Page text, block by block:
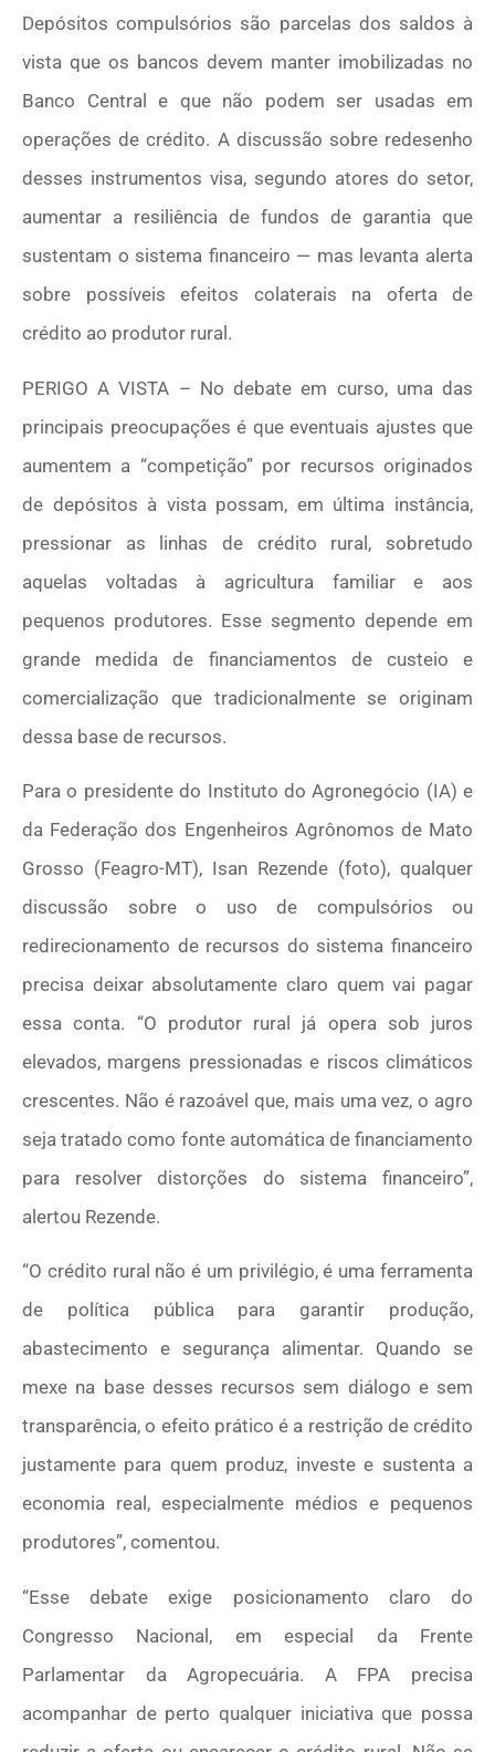
Depósitos compulsórios são parcelas dos saldos à
vista que os bancos devem manter imobilizadas no
Banco Central e que não podem ser usadas em
operações de crédito. A discussão sobre redesenho
desses instrumentos visa, segundo atores do setor,
aumentar a resiliência de fundos de garantia que
sustentam o sistema financeiro — mas levanta alerta
sobre possíveis efeitos colaterais na oferta de
crédito ao produtor rural.
PERIGO A VISTA – No debate em curso, uma das
principais preocupações é que eventuais ajustes que
aumentem a “competição” por recursos originados
de depósitos à vista possam, em última instância,
pressionar as linhas de crédito rural, sobretudo
aquelas voltadas à agricultura familiar e aos
pequenos produtores. Esse segmento depende em
grande medida de financiamentos de custeio e
comercialização que tradicionalmente se originam
dessa base de recursos.
Para o presidente do Instituto do Agronegócio (IA) e
da Federação dos Engenheiros Agrônomos de Mato
Grosso (Feagro-MT), Isan Rezende (foto), qualquer
discussão sobre o uso de compulsórios ou
redirecionamento de recursos do sistema financeiro
precisa deixar absolutamente claro quem vai pagar
essa conta. “O produtor rural já opera sob juros
elevados, margens pressionadas e riscos climáticos
crescentes. Não é razoável que, mais uma vez, o agro
seja tratado como fonte automática de financiamento
para resolver distorções do sistema financeiro”,
alertou Rezende.
“O crédito rural não é um privilégio, é uma ferramenta
de política pública para garantir produção,
abastecimento e segurança alimentar. Quando se
mexe na base desses recursos sem diálogo e sem
transparência, o efeito prático é a restrição de crédito
justamente para quem produz, investe e sustenta a
economia real, especialmente médios e pequenos
produtores”, comentou.
“Esse debate exige posicionamento claro do
Congresso Nacional, em especial da Frente
Parlamentar da Agropecuária. A FPA precisa
acompanhar de perto qualquer iniciativa que possa